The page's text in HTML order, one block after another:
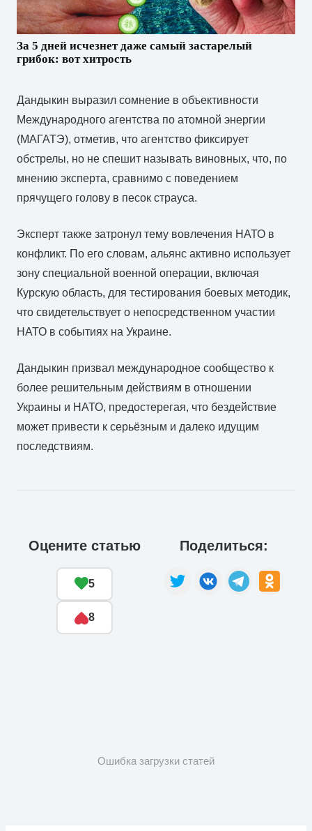
За 5 дней исчезнет даже самый застарелый
грибок: вот хитрость
Дандыкин выразил сомнение в объективности
Международного агентства по атомной энергии
(МАГАТЭ), отметив, что агентство фиксирует
обстрелы, но не спешит называть виновных, что, по
мнению эксперта, сравнимо с поведением
прячущего голову в песок страуса.
Эксперт также затронул тему вовлечения НАТО в
конфликт. По его словам, альянс активно использует
зону специальной военной операции, включая
Курскую область, для тестирования боевых методик,
что свидетельствует о непосредственном участии
НАТО в событиях на Украине.
Дандыкин призвал международное сообщество к
более решительным действиям в отношении
Украины и НАТО, предостерегая, что бездействие
может привести к серьёзным и далеко идущим
последствиям.
Оцените статью
5
8
Поделиться:
Ошибка загрузки статей